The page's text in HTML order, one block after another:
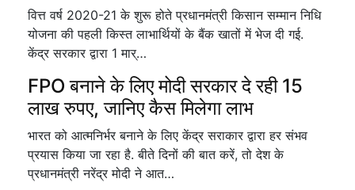
वित्त वर्ष 2020-21 के शुरू होते प्रधानमंत्री किसान सम्मान निधि
योजना की पहली किस्त लाभार्थियों के बैंक खातों में भेज दी गई.
केंद्र सरकार द्वारा 1 मार्…
FPO बनाने के लिए मोदी सरकार दे रही 15
लाख रुपए, जानिए कैस मिलेगा लाभ
भारत को आत्मनिर्भर बनाने के लिए केंद्र सराकार द्वारा हर संभव
प्रयास किया जा रहा है. बीते दिनों की बात करें, तो देश के
प्रधानमंत्री नरेंद्र मोदी ने आत…